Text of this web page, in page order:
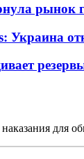
рынок
Украина
для